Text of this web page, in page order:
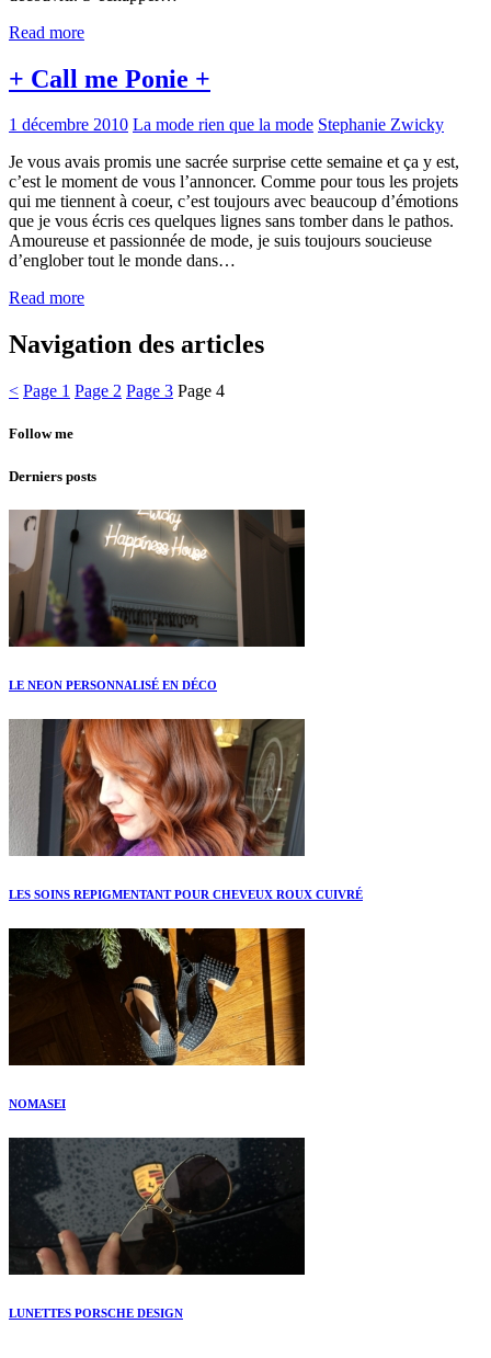
Read more
+ Call me Ponie +
1 décembre 2010 La mode rien que la mode Stephanie Zwicky
Je vous avais promis une sacrée surprise cette semaine et ça y est,
c’est le moment de vous l’annoncer. Comme pour tous les projets
qui me tiennent à coeur, c’est toujours avec beaucoup d’émotions
que je vous écris ces quelques lignes sans tomber dans le pathos.
Amoureuse et passionnée de mode, je suis toujours soucieuse
d’englober tout le monde dans…
Read more
Navigation des articles
< Page 1 Page 2 Page 3 Page 4
Follow me
Derniers posts
LE NEON PERSONNALISÉ EN DÉCO
LES SOINS REPIGMENTANT POUR CHEVEUX ROUX CUIVRÉ
NOMASEI
LUNETTES PORSCHE DESIGN